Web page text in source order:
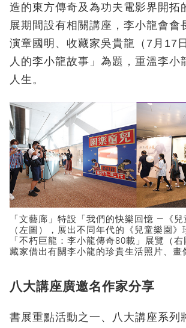
造的東方傳奇及為功夫電影界開拓
展期間設有相關講座，李小龍會會
演章國明、收藏家吳貴龍（7月17
人的李小龍故事」為題，重溫李小
人生。
「文藝廊」特設「我們的快樂回憶 —《
（左圖），展出不同年代的《兒童樂園
「不朽巨龍：李小龍傳奇80載」展覽（
藏家借出有關李小龍的珍貴生活照片、畫
八大講座廣邀名作家分享
書展重點活動之一、八大講座系列